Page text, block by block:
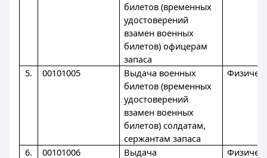
билетов (временных
удостоверений
взамен военных
билетов) офицерам
запаса
5. 00101005
Выдача военных
билетов (временных
удостоверений
взамен военных
билетов) солдатам,
сержантам запаса
6. 00101006
Выдача